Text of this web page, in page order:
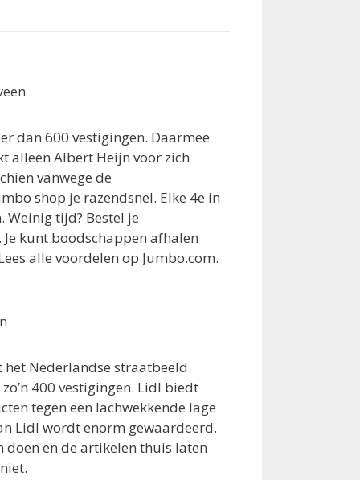
dan 600 vestigingen. Daarmee
alleen Albert Heijn voor zich
vanwege de
shop je razendsnel. Elke 4e in
Weinig tijd? Bestel je
kunt boodschappen afhalen
alle voordelen op Jumbo.com.
Nederlandse straatbeeld.
400 vestigingen. Lidl biedt
tegen een lachwekkende lage
Lidl wordt enorm gewaardeerd.
en de artikelen thuis laten